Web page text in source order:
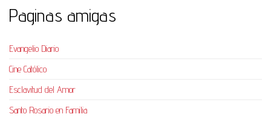
Paginas amigas
Evangelio Diario
Cine Católico
Esclavitud del Amor
Santo Rosario en Familia